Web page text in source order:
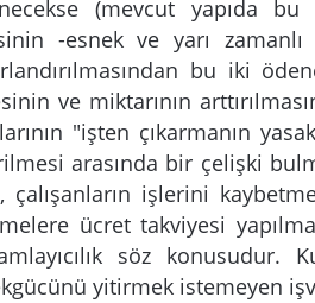
(mevcut yapıda
-esnek ve yarı
bu iki
ve miktarının
"işten çıkarmanın
arasında bir çelişki
çalışanların işlerini
ücret takviyesi
söz konusudur.
yitirmek istemeyen